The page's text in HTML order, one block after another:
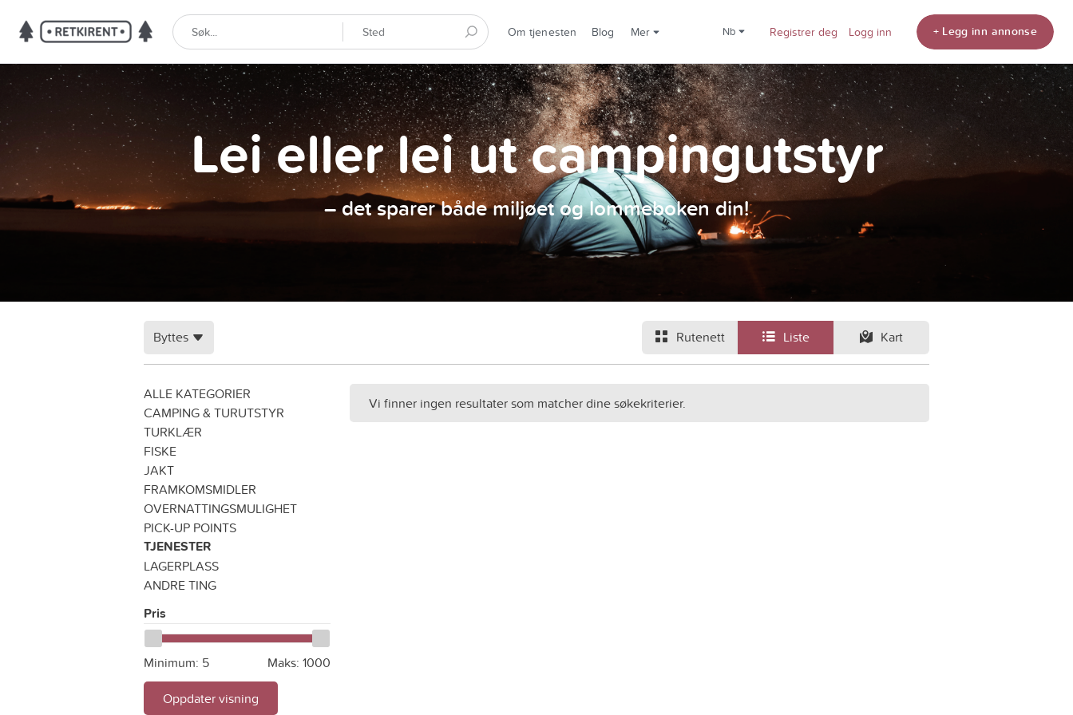
Om tjenesten Blog Mer nb Registrer deg Logg inn + Legg inn annonse
Lei eller lei ut campingutstyr
– det sparer både miljøet og lommeboken din!
Rutenett Liste Kart
Byttes
ALLE KATEGORIER
CAMPING & TURUTSTYR
TURKLÆR
FISKE
JAKT
FRAMKOMSMIDLER
OVERNATTINGSMULIGHET
PICK-UP POINTS
TJENESTER
LAGERPLASS
ANDRE TING
Pris
Minimum: 5 Maks: 1000
Oppdater visning
Vi finner ingen resultater som matcher dine søkekriterier.